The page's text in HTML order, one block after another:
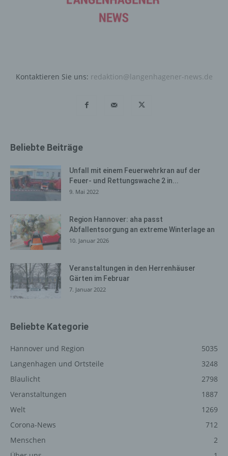
Kontaktieren Sie uns: redaktion@langenhagener-news.de
Beliebte Beiträge
Unfall mit einem Feuerwehrkran auf der
Feuer- und Rettungswache 2 in...
9. Mai 2022
Region Hannover: aha passt
Abfallentsorgung an extreme Winterlage an
10. Januar 2026
Veranstaltungen in den Herrenhäuser
Gärten im Februar
7. Januar 2022
Beliebte Kategorie
Hannover und Region
5035
Langenhagen und Ortsteile
3248
Blaulicht
2798
Veranstaltungen
1887
Welt
1269
Corona-News
712
Menschen
2
Daten und Informationen. Diese allgemeinen Daten und
Informationen werden in den Logfiles des Servers
unsere Internetseite gelangt (sogenannte Referrer), (4)
(5) das Datum und die Uhrzeit eines Zugriffs auf die
und Informationen, die der Gefahrenabwehr im Falle von
Systeme dienen.
Bei der Nutzung dieser allgemeinen Daten und
Informationen ziehen wird keine Rückschlüsse auf die
betroffene Person. Diese Informationen werden vielmehr
benötigt, um (1) die Inhalte unserer Internetseite korrekt
auszuliefern, (2) die Inhalte unserer Internetseite sowie
die Werbung für diese zu optimieren, (3) die dauerhafte
Systeme und der Technik unserer Internetseite zu
gewährleisten sowie (4) um Strafverfolgungsbehörden
im Falle eines Cyberangriffes die zur Strafverfolgung
durch uns daher einerseits statistisch und ferner mit dem
Datensicherheit in unserem Unternehmen zu erhöhen,
verarbeiteten personenbezogenen Daten
sicherzustellen. Die anonymen Daten der Server-Logfiles
werden getrennt von allen durch eine betroffene Person
Registrierung auf unserer
Internetseite